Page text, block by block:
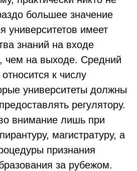
большее значение
университетов имеет
знаний на входе
чем на выходе. Средний
к числу
университеты должны
регулятору.
внимание лишь при
магистратуру, а
признания
за рубежом.